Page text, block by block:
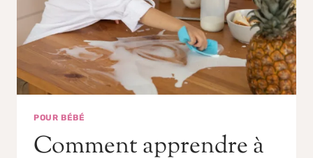
POUR BÉBÉ
Comment apprendre à